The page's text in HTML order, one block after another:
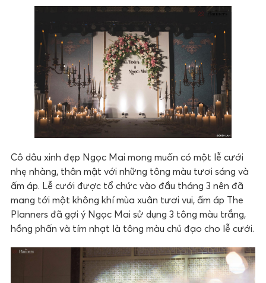
Cô dâu xinh đẹp Ngọc Mai mong muốn có một lễ cưới
nhẹ nhàng, thân mật với những tông màu tươi sáng và
ấm áp. Lễ cưới được tổ chức vào đầu tháng 3 nên đã
mang tới một không khí mùa xuân tươi vui, ấm áp The
Planners đã gợi ý Ngọc Mai sử dụng 3 tông màu trắng,
hồng phấn và tím nhạt là tông màu chủ đạo cho lễ cưới.